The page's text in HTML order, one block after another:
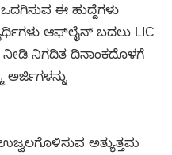
ಒದಗಿಸುವ ಈ ಹುದ್ದೆಗಳು
ಆಫ್‌ಲೈನ್ ಬದಲು LIC
ನಿಗದಿತ ದಿನಾಂಕದೊಳಗೆ
ಅತ್ಯುತ್ತಮ